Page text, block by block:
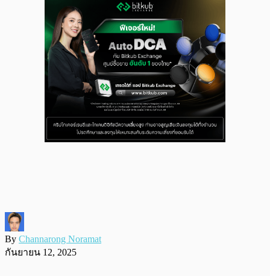
By Channarong Noramat
กันยายน 12, 2025